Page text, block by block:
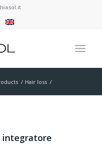
/ Hair loss /
integratore